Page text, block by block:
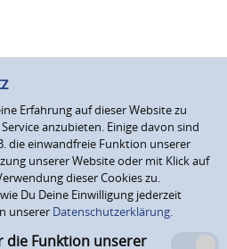
Erfahrung auf dieser Website zu
anzubieten. Einige davon sind
die einwandfreie Funktion unserer
unserer Website oder mit Klick auf
dieser Cookies zu.
Du Deine Einwilligung jederzeit
unserer Datenschutzerklärung.
die Funktion unserer